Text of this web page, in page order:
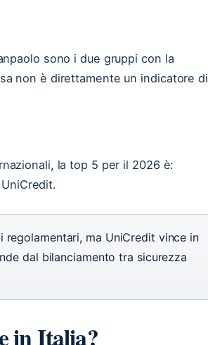
sono i due gruppi con la
non è direttamente un indicatore di
la top 5 per il 2026 è:
ma UniCredit vince in
dal bilanciamento tra sicurezza
in Italia?